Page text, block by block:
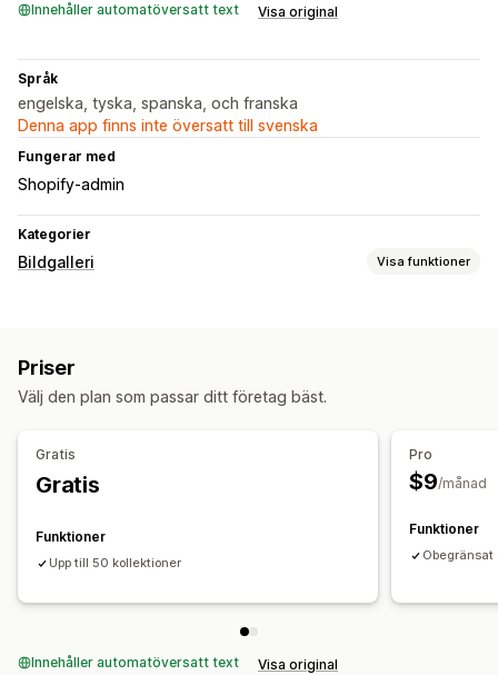
Innehåller automatöversatt text Visa original
Språk
engelska, tyska, spanska, och franska
Denna app finns inte översatt till svenska
Fungerar med
Shopify-admin
Kategorier
Bildgalleri Visa funktioner
Priser
Välj den plan som passar ditt företag bäst.
Gratis
Gratis
Funktioner
Upp till 50 kollektioner
Pro
$9/månad
Funktioner
Innehåller automatöversatt text Visa original